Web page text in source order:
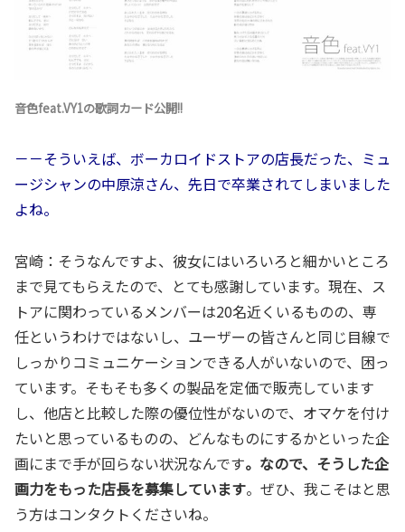
音色feat.VY1の歌詞カード公開!!
－－そういえば、ボーカロイドストアの店長だった、ミュ
ージシャンの中原涼さん、先日で卒業されてしまいました
よね。
宮崎：そうなんですよ、彼女にはいろいろと細かいところ
まで見てもらえたので、とても感謝しています。現在、ス
トアに関わっているメンバーは20名近くいるものの、専
任というわけではないし、ユーザーの皆さんと同じ目線で
しっかりコミュニケーションできる人がいないので、困っ
ています。そもそも多くの製品を定価で販売しています
し、他店と比較した際の優位性がないので、オマケを付け
たいと思っているものの、どんなものにするかといった企
画にまで手が回らない状況なんです。なので、そうした企
画力をもった店長を募集しています。ぜひ、我こそはと思
う方はコンタクトくださいね。